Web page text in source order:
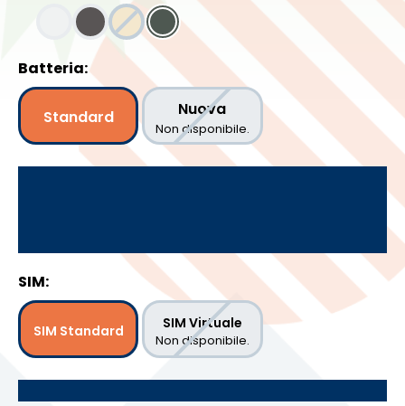
Batteria:
Standard Nuova
Non disponibile.
SIM:
SIM Standard SIM Virtuale
Non disponibile.